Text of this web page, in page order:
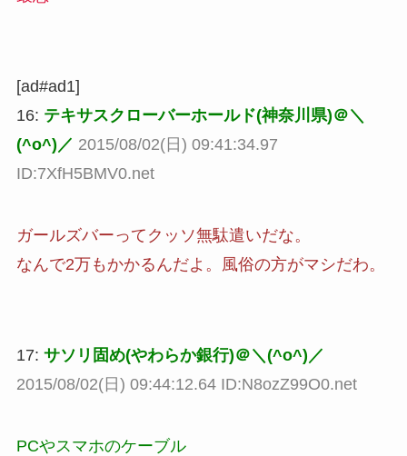
[ad#ad1]
16: テキサスクローバーホールド(神奈川県)＠＼
(^o^)／ 2015/08/02(日) 09:41:34.97
ID:7XfH5BMV0.net
ガールズバーってクッソ無駄遣いだな。
なんで2万もかかるんだよ。風俗の方がマシだわ。
17: サソリ固め(やわらか銀行)＠＼(^o^)／
2015/08/02(日) 09:44:12.64 ID:N8ozZ99O0.net
PCやスマホのケーブル